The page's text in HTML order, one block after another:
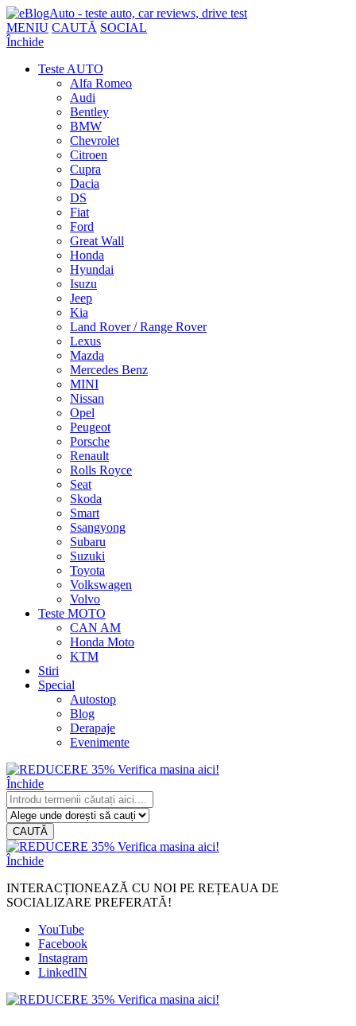
MENIU CAUTĂ SOCIAL
Închide
Teste AUTO
Alfa Romeo
Audi
Bentley
BMW
Chevrolet
Citroen
Cupra
Dacia
DS
Fiat
Ford
Great Wall
Honda
Hyundai
Isuzu
Jeep
Kia
Land Rover / Range Rover
Lexus
Mazda
Mercedes Benz
MINI
Nissan
Opel
Peugeot
Porsche
Renault
Rolls Royce
Seat
Skoda
Smart
Ssangyong
Subaru
Suzuki
Toyota
Volkswagen
Volvo
Teste MOTO
CAN AM
Honda Moto
KTM
Stiri
Special
Autostop
Blog
Derapaje
Evenimente
Închide
CAUTĂ
Închide
INTERACȚIONEAZĂ CU NOI PE REȚEAUA DE
SOCIALIZARE PREFERATĂ!
YouTube
Facebook
Instagram
LinkedIN